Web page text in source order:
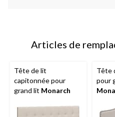
Articles de
Tête de lit
capitonnée pour
grand lit Monarch
Tête
pour